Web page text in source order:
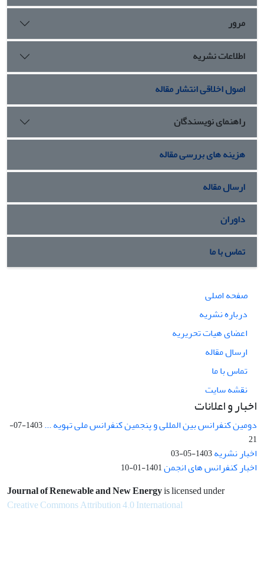
مرور
اطلاعات نشریه
اصول اخلاقی انتشار مقاله
راهنمای نویسندگان
هزینه های بررسی مقاله
ارسال مقاله
داوران
تماس با ما
صفحه اصلی
درباره نشریه
اعضای هیات تحریریه
ارسال مقاله
تماس با ما
نقشه سایت
اخبار و اعلانات
دومین کنفرانس بین المللی و پنجمین کنفرانس ملی تهویه ...
1403-07-
21
اخبار نشریه1403-05-03
اخبار کنفرانس های انجمن1401-01-10
Journal of Renewable and New Energyis licensed under
Creative Commons Attribution 4.0 International